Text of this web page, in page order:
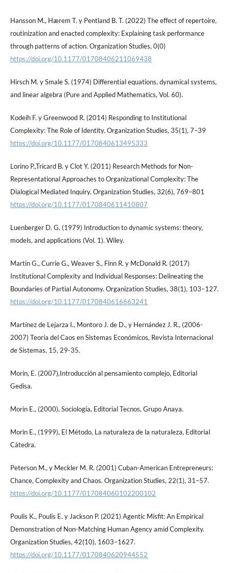
Hansson M., Hærem T. y Pentland B. T. (2022) The effect of repertoire,
routinization and enacted complexity: Explaining task performance
through patterns of action. Organization Studies, 0(0)
https://doi.org/10.1177/01708406211069438
Hirsch M. y Smale S. (1974) Differential equations, dynamical systems,
and linear algebra (Pure and Applied Mathematics, Vol. 60).
Kodeih F. y Greenwood R. (2014) Responding to Institutional
Complexity: The Role of Identity. Organization Studies, 35(1), 7–39
https://doi.org/10.1177/0170840613495333
Lorino P.,Tricard B. y Clot Y. (2011) Research Methods for Non-
Representational Approaches to Organizational Complexity: The
Dialogical Mediated Inquiry. Organization Studies, 32(6), 769–801
https://doi.org/10.1177/0170840611410807
Luenberger D. G. (1979) Introduction to dynamic systems: theory,
models, and applications (Vol. 1). Wiley.
Martin G., Currie G., Weaver S., Finn R. y McDonald R. (2017)
Institutional Complexity and Individual Responses: Delineating the
Boundaries of Partial Autonomy. Organization Studies, 38(1), 103–127.
https://doi.org/10.1177/0170840616663241
Martínez de Lejarza I., Montoro J. de D., y Hernández J. R., (2006-
2007) Teoría del Caos en Sistemas Económicos, Revista Internacional
de Sistemas, 15, 29-35.
Morin, E. (2007),Introducción al pensamiento complejo, Editorial
Gedisa.
Morin E., (2000), Sociología, Editorial Tecnos, Grupo Anaya.
Morin E., (1999), El Método, La naturaleza de la naturaleza, Editorial
Cátedra.
Peterson M., y Meckler M. R. (2001) Cuban-American Entrepreneurs:
Chance, Complexity and Chaos. Organization Studies, 22(1), 31–57.
https://doi.org/10.1177/017084060102200102
Poulis K., Poulis E. y Jackson P. (2021) Agentic Misfit: An Empirical
Demonstration of Non-Matching Human Agency amid Complexity.
Organization Studies, 42(10), 1603–1627.
https://doi.org/10.1177/0170840620944552